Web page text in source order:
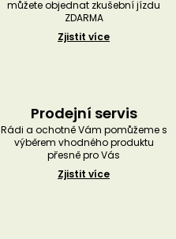
můžete objednat zkušební jízdu
ZDARMA
Zjistit více
Prodejní servis
Rádi a ochotně Vám pomůžeme s
výběrem vhodného produktu
přesně pro Vás
Zjistit více